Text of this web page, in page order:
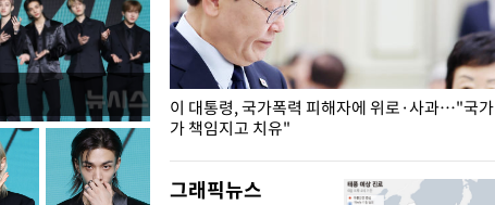
이 대통령, 국가폭력 피해자에 위로·사과…"국가
가 책임지고 치유"
그래픽뉴스